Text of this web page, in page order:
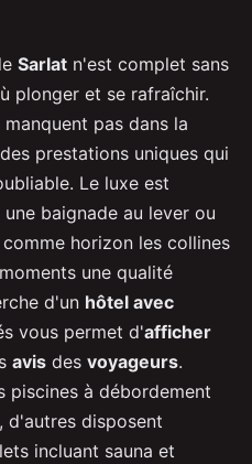
Sarlat n'est complet sans
plonger et se rafraîchir.
pas dans la
prestations uniques qui
Le luxe est
baignade au lever ou
horizon les collines
une qualité
d'un hôtel avec
vous permet d'afficher
avis des voyageurs.
piscines à débordement
d'autres disposent
incluant sauna et